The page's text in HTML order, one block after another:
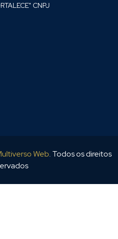
CNPJ
Web. Todos os direitos